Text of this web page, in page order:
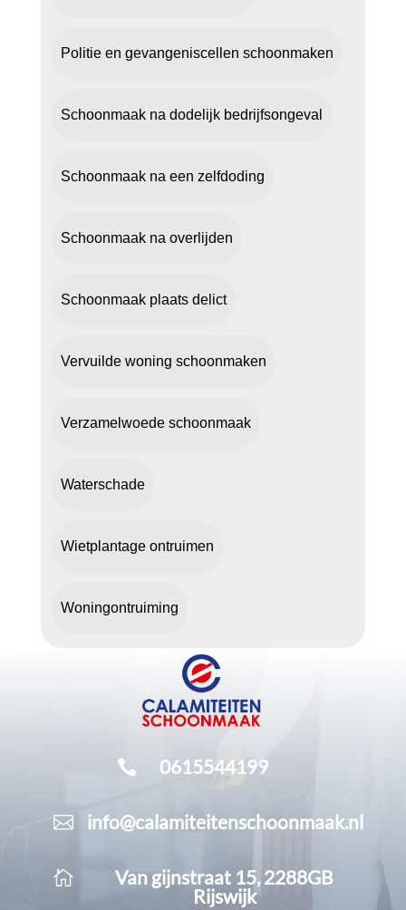
Politie en gevangeniscellen schoonmaken
Schoonmaak na dodelijk bedrijfsongeval
Schoonmaak na een zelfdoding
Schoonmaak na overlijden
Schoonmaak plaats delict
Vervuilde woning schoonmaken
Verzamelwoede schoonmaak
Waterschade
Wietplantage ontruimen
Woningontruiming
 0615544199
 info@calamiteitenschoonmaak.nl

Van gijnstraat 15, 2288GB
Rijswijk